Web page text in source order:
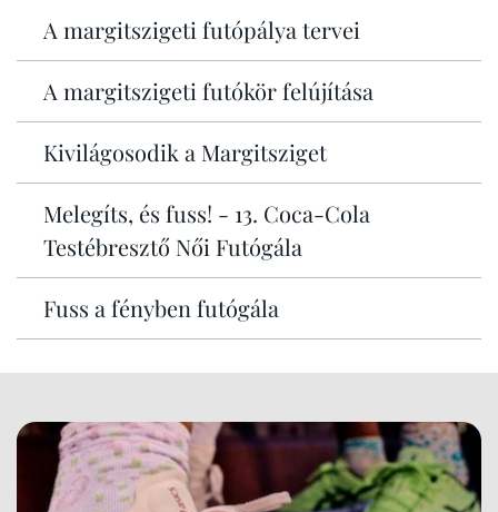
A margitszigeti futópálya tervei
A margitszigeti futókör felújítása
Kivilágosodik a Margitsziget
Melegíts, és fuss! - 13. Coca-Cola
Testébresztő Női Futógála
Fuss a fényben futógála